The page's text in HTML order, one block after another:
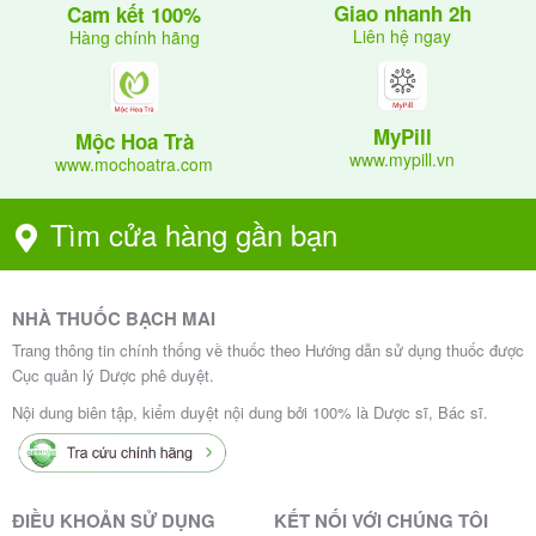
Cam kết 100%
Hàng chính hãng
Giao nhanh 2h
Liên hệ ngay
Mộc Hoa Trà
www.mochoatra.com
MyPill
www.mypill.vn
Tìm cửa hàng gần bạn
NHÀ THUỐC BẠCH MAI
Trang thông tin chính thống về thuốc theo Hướng dẫn sử dụng thuốc được
Cục quản lý Dược phê duyệt.
Nội dung biên tập, kiểm duyệt nội dung bởi 100% là Dược sĩ, Bác sĩ.
ĐIỀU KHOẢN SỬ DỤNG KẾT NỐI VỚI CHÚNG TÔI